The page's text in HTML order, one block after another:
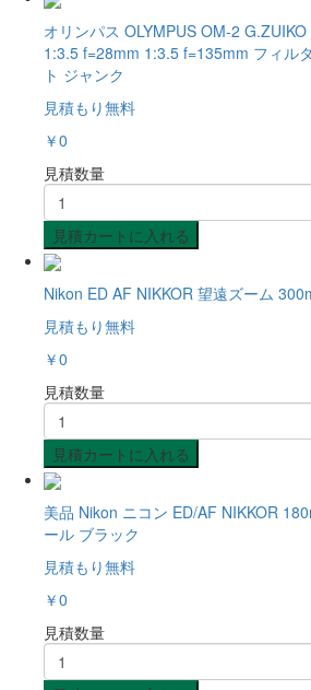
オリンパス OLYMPUS OM-2
1:3.5 f=28mm 1:3.5 f=135mm フィル
ト ジャンク
見積もり無料
￥0
見積数量
見積カートに入れる
Nikon ED AF NIKKOR 望遠ズーム
見積もり無料
￥0
見積数量
見積カートに入れる
美品 Nikon ニコン ED/AF NIKKOR
ール ブラック
見積もり無料
￥0
見積数量